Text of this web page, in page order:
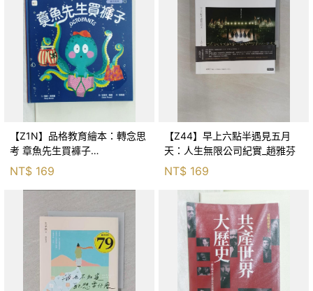
【Z1N】品格教育繪本：轉念思
考 章魚先生買褲子
(Octopants)_蘇西‧西尼爾, 黃筱
NT$ 169
【Z44】早上六點半遇見五月
天：人生無限公司紀實_趙雅芬
NT$ 169